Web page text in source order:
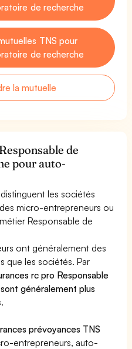
de recherche
TNS pour
de recherche
la mutuelle
de
pour auto-
les sociétés
micro-entrepreneurs ou
Responsable de
ont généralement des
que les sociétés. Par
rc pro Responsable
généralement plus
prévoyances TNS
entrepreneurs, auto-